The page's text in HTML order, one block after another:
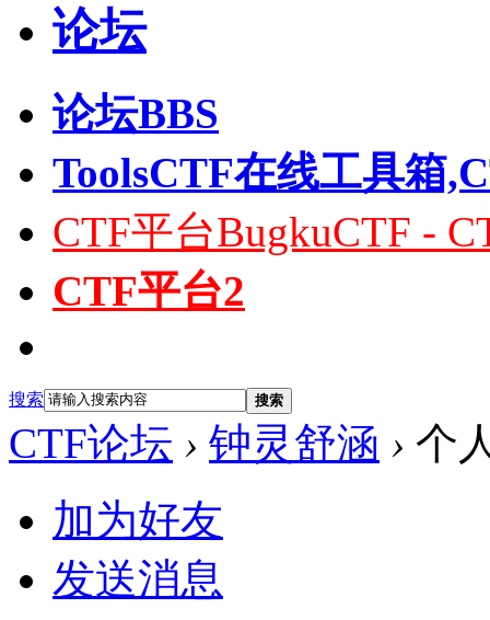
论坛BBS
ToolsCTF在线工具箱
CTF平台BugkuCTF -
CTF平台2
搜索 搜索
CTF论坛 › 钟灵舒涵 › 个
加为好友
发送消息